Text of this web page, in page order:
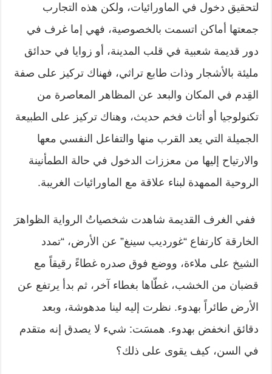
لتحقيق دخول في الماورائيات، ولكن هذه التجارب
جمعتها أماكن اتسمت بالخصوصية، فهي إما غرف في
دور قديمة شعبية في قلب المدينة، أو زوايا في حدائق
مليئة بالأشجار وذات طابع تراثي، فهناك تركيز على صفة
القِدم في المكان والبعد عن المظاهر المعاصرة من
تكنولوجيا أو أثاث فخم حديث، وهناك تركيز على الطبيعة
الجميلة التي يعد القرب منها والتفاعل النفسي معها
والارتياح إليها من معززات الدخول في حالة الطمأنينة
الروحية الممهدة لبناء علاقة مع الماورائيات الغريبة.
ففي الغرف القديمة شاهدت شخصياتُ الرواية الظواهرَ
الخارقة كارتفاع “غورديب سينغ” عن الأرض، “تمدد
الشيخ على ملاءة، ووضع فوق صدره غطاءً رقيقاً مع
قضبان من الخشب، غطّاها بغطاء آخر، ثم بدأ يرتفع عن
الأرض طائراً بهدوء. نظرت إليه لينا مدهوشة، وبعد
دقائق انخفض بهدوء. همسَت: شيء لا يصدق إنه متقدم
في السن، كيف يقوى على ذلك؟